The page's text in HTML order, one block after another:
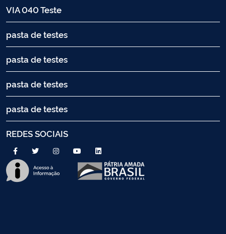
VIA 040 Teste
pasta de testes
pasta de testes
pasta de testes
pasta de testes
REDES SOCIAIS